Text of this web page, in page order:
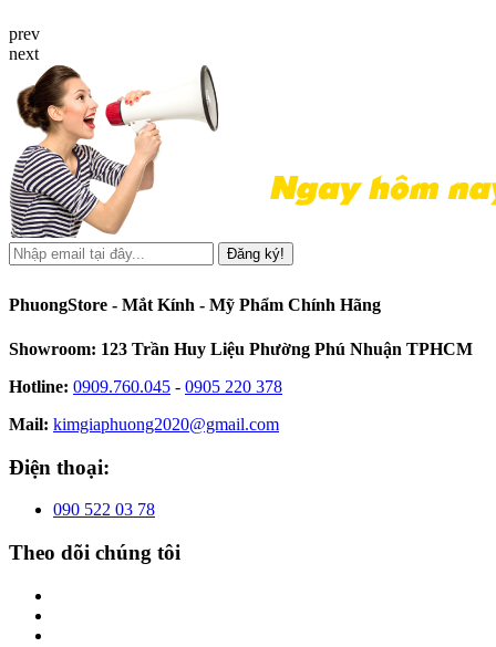
prev
next
Đăng ký!
PhuongStore - Mắt Kính - Mỹ Phẩm Chính Hãng
Showroom: 123 Trần Huy Liệu Phường Phú Nhuận TPHCM
Hotline: 0909.760.045 - 0905 220 378
Mail: kimgiaphuong2020@gmail.com
Điện thoại:
090 522 03 78
Theo dõi chúng tôi